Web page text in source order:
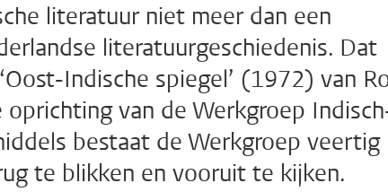
literatuur niet meer dan een
literatuurgeschiedenis. Dat
Indische spiegel’ (1972) van
van de Werkgroep
bestaat de Werkgroep veertig
te blikken en vooruit te kijken.